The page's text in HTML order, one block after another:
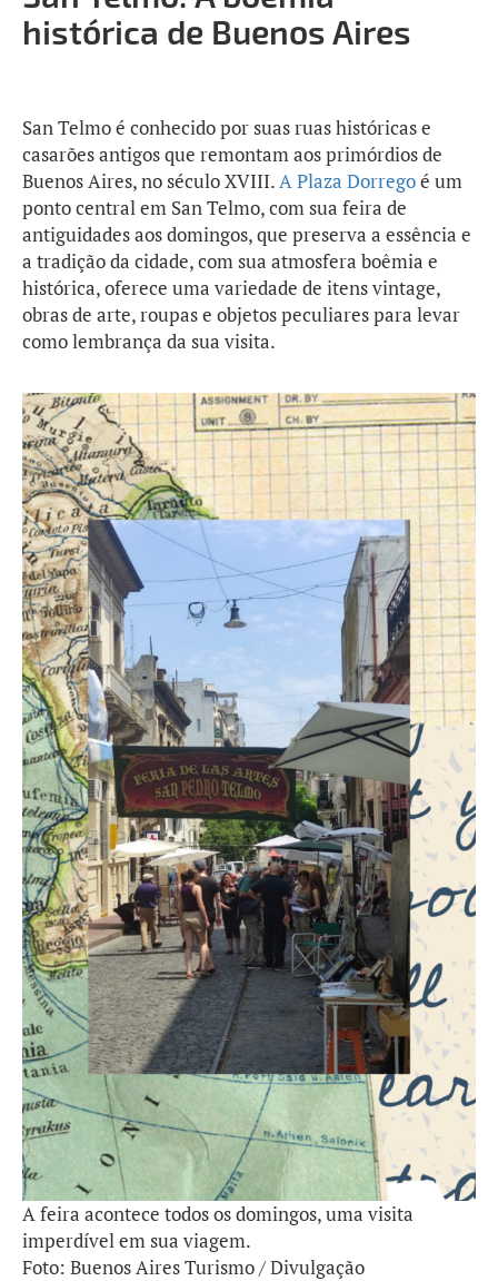
histórica de Buenos Aires
San Telmo é conhecido por suas ruas históricas e
casarões antigos que remontam aos primórdios de
Buenos Aires, no século XVIII.A Plaza Dorregoé um
ponto central em San Telmo, com sua feira de
antiguidades aos domingos, que preserva a essência e
a tradição da cidade, com sua atmosfera boêmia e
histórica, oferece uma variedade de itens vintage,
obras de arte, roupas e objetos peculiares para levar
como lembrança da sua visita.
A feira acontece todos os domingos, uma visita
imperdível em sua viagem.
Foto: Buenos Aires Turismo / Divulgação